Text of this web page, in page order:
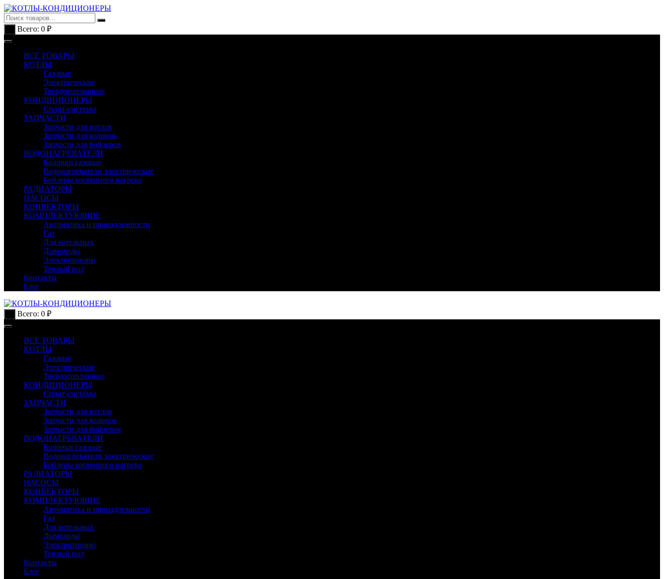
Перейти
к
содержимому
Всего: 0 ₽
ВСЕ ТОВАРЫ
КОТЛЫ
Газовые
Электрические
Твердотопливные
КОНДИЦИОНЕРЫ
Сплит-системы
ЗАПЧАСТИ
Запчасти для котлов
Запчасти для колонок
Запчасти для бойлеров
ВОДОНАГРЕВАТЕЛИ
Колонки газовые
Водонагреватели электрические
Бойлеры косвенного нагрева
РАДИАТОРЫ
НАСОСЫ
КОНВЕКТОРЫ
КОМПЛЕКТУЮЩИЕ
Автоматика и принадлежности
Газ
Для котельных
Дымоходы
Электротовары
Теплый пол
Контакты
Блог
Всего: 0 ₽
ВСЕ ТОВАРЫ
КОТЛЫ
Газовые
Электрические
Твердотопливные
КОНДИЦИОНЕРЫ
Сплит-системы
ЗАПЧАСТИ
Запчасти для котлов
Запчасти для колонок
Запчасти для бойлеров
ВОДОНАГРЕВАТЕЛИ
Колонки газовые
Водонагреватели электрические
Бойлеры косвенного нагрева
РАДИАТОРЫ
НАСОСЫ
КОНВЕКТОРЫ
КОМПЛЕКТУЮЩИЕ
Автоматика и принадлежности
Газ
Для котельных
Дымоходы
Электротовары
Теплый пол
Контакты
Блог